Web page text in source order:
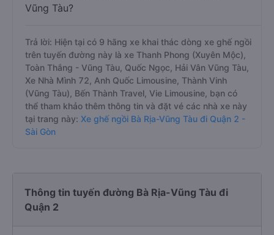
Vũng Tàu?
Trả lời: Hiện tại có 9 hãng xe khai thác dòng xe ghế ngồi
trên tuyến đường này là xe Thanh Phong (Xuyên Mộc),
Toàn Thắng - Vũng Tàu, Quốc Ngọc, Hải Vân Vũng Tàu,
Xe Nhà Mình 72, Anh Quốc Limousine, Thành Vinh
(Vũng Tàu), Bến Thành Travel, Vie Limousine, bạn có
thể tham khảo thêm thông tin và đặt vé các nhà xe này
tại trang này: Xe ghế ngồi Bà Rịa-Vũng Tàu đi Quận 2 -
Sài Gòn
Thông tin tuyến đường Bà Rịa-Vũng Tàu đi
Quận 2